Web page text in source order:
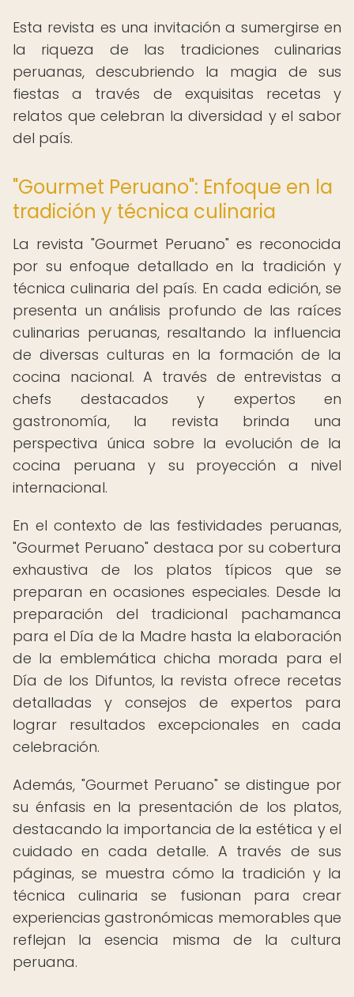
Esta revista es una invitación a sumergirse en
la riqueza de las tradiciones culinarias
peruanas, descubriendo la magia de sus
fiestas a través de exquisitas recetas y
relatos que celebran la diversidad y el sabor
del país.
"Gourmet Peruano": Enfoque en la
tradición y técnica culinaria
La revista "Gourmet Peruano" es reconocida
por su enfoque detallado en la tradición y
técnica culinaria del país. En cada edición, se
presenta un análisis profundo de las raíces
culinarias peruanas, resaltando la influencia
de diversas culturas en la formación de la
cocina nacional. A través de entrevistas a
chefs destacados y expertos en
gastronomía, la revista brinda una
perspectiva única sobre la evolución de la
cocina peruana y su proyección a nivel
internacional.
En el contexto de las festividades peruanas,
"Gourmet Peruano" destaca por su cobertura
exhaustiva de los platos típicos que se
preparan en ocasiones especiales. Desde la
preparación del tradicional pachamanca
para el Día de la Madre hasta la elaboración
de la emblemática chicha morada para el
Día de los Difuntos, la revista ofrece recetas
detalladas y consejos de expertos para
lograr resultados excepcionales en cada
celebración.
Además, "Gourmet Peruano" se distingue por
su énfasis en la presentación de los platos,
destacando la importancia de la estética y el
cuidado en cada detalle. A través de sus
páginas, se muestra cómo la tradición y la
técnica culinaria se fusionan para crear
experiencias gastronómicas memorables que
reflejan la esencia misma de la cultura
peruana.